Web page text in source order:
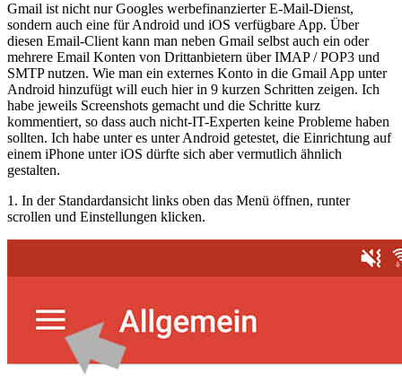
Gmail ist nicht nur Googles werbefinanzierter E-Mail-Dienst,
sondern auch eine für Android und iOS verfügbare App. Über
diesen Email-Client kann man neben Gmail selbst auch ein oder
mehrere Email Konten von Drittanbietern über IMAP / POP3 und
SMTP nutzen. Wie man ein externes Konto in die Gmail App unter
Android hinzufügt will euch hier in 9 kurzen Schritten zeigen. Ich
habe jeweils Screenshots gemacht und die Schritte kurz
kommentiert, so dass auch nicht-IT-Experten keine Probleme haben
sollten. Ich habe unter es unter Android getestet, die Einrichtung auf
einem iPhone unter iOS dürfte sich aber vermutlich ähnlich
gestalten.
1. In der Standardansicht links oben das Menü öffnen, runter
scrollen und Einstellungen klicken.